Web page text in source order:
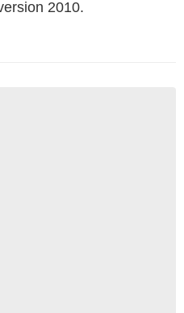
2010.